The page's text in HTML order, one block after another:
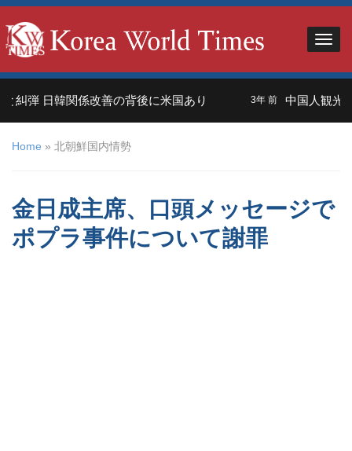
弾 日韓関係改善の背後に米国あり 3年 前 中国人観光客
Home » 北朝鮮国内情勢
金日成主席、口頭メッセージで
ポプラ事件について謝罪